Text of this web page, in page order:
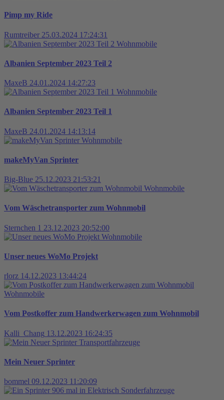
Pimp my Ride
Rumtreiber 25.03.2024 17:24:31
Wohnmobile
Albanien September 2023 Teil 2
MaxeB 24.01.2024 14:27:23
Wohnmobile
Albanien September 2023 Teil 1
MaxeB 24.01.2024 14:13:14
Wohnmobile
makeMyVan Sprinter
Big-Blue 25.12.2023 21:53:21
Wohnmobile
Vom Wäschetransporter zum Wohnmobil
Sternchen 1 23.12.2023 20:52:00
Wohnmobile
Unser neues WoMo Projekt
rlorz 14.12.2023 13:44:24
Wohnmobile
Vom Postkoffer zum Handwerkerwagen zum Wohnmobil
Kalli_Chang 13.12.2023 16:24:35
Transportfahrzeuge
Mein Neuer Sprinter
bommel 09.12.2023 11:20:09
Sonderfahrzeuge